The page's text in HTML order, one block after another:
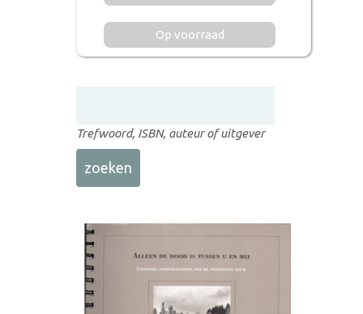
Op voorraad
Trefwoord, ISBN, auteur of uitgever